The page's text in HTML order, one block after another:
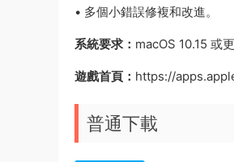
• 多個小錯誤修複和改進。
系統要求： macOS 10.15 或
遊戲首頁： https://
普通下載